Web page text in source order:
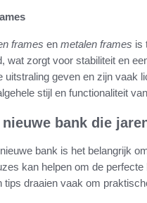
frames en metalen frames is
wat zorgt voor stabiliteit en
uitstraling geven en zijn vaak
stijl en functionaliteit
bank die
bank is het belangrijk
kan helpen om de
tips draaien vaak om